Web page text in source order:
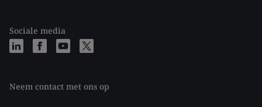
Sociale media
Neem contact met ons op